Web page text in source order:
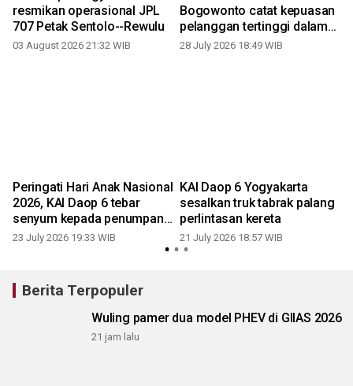
resmikan operasional JPL
707 Petak Sentolo--Rewulu
03 August 2026 21:32 WIB
Bogowonto catat kepuasan
pelanggan tertinggi dalam
CSI Semester 1 2026
28 July 2026 18:49 WIB
Peringati Hari Anak Nasional
2026, KAI Daop 6 tebar
senyum kepada penumpang
cilik di Stasiun Yogyakarta
23 July 2026 19:33 WIB
KAI Daop 6 Yogyakarta
sesalkan truk tabrak palang
perlintasan kereta
21 July 2026 18:57 WIB
Berita Terpopuler
Wuling pamer dua model PHEV di GIIAS 2026
21 jam lalu